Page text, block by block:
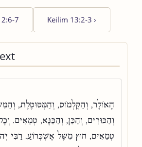
7 Keilim 13:2-3 ›
הָאוֹלָר, וְהַקֻּלְמוֹס, וְהַמְּטוּטֶלֶת,
וְהַכּוּרִים, וְהַכַּן, וְהַכַּנָּא, טְמֵאִים.
טְמֵאִים, חוּץ מִשֶּׁל אֶשְׁכְּרוֹעַ. רַבִּי